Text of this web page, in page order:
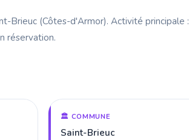
Brieuc (Côtes-d'Armor). Activité principale :
réservation.
🏛️ COMMUNE
Saint-Brieuc